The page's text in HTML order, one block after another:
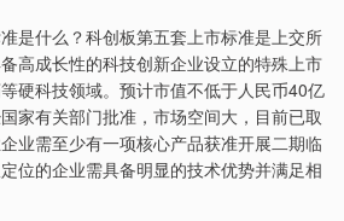
什么？科创板第五套上市标准是上交所
高成长性的科技创新企业设立的特殊上市
硬科技领域。预计市值不低于人民币40亿
家有关部门批准，市场空间大，目前已取
业需至少有一项核心产品获准开展二期临
位的企业需具备明显的技术优势并满足相